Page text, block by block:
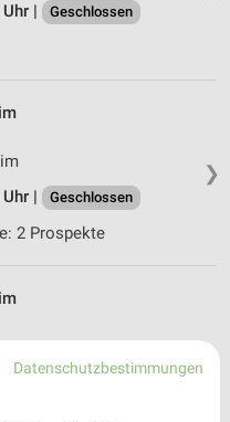
|
Geschlossen
❯
|
Geschlossen
2 Prospekte
❯
Datenschutzbestimmungen